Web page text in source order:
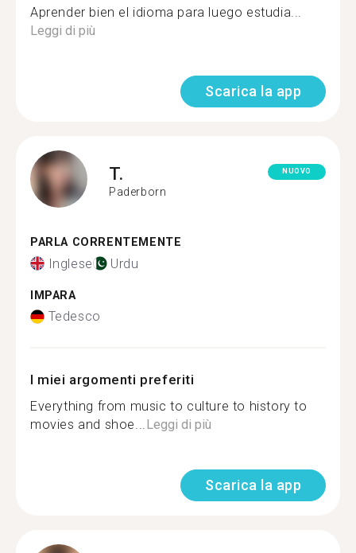
Aprender bien el idioma para luego estudia...
Leggi di più
Scarica la app
T.
Paderborn
NUOVO
PARLA CORRENTEMENTE
Inglese Urdu
IMPARA
Tedesco
I miei argomenti preferiti
Everything from music to culture to history to
movies and shoe...Leggi di più
Scarica la app